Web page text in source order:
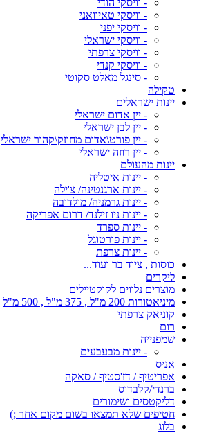
- וויסקי הודי
- וויסקי טאיוואני
- וויסקי יפני
- וויסקי ישראלי
- וויסקי צרפתי
- וויסקי קנדי
- סינגל מאלט סקוטי
טקילה
יינות ישראלים
- יין אדום ישראלי
- יין לבן ישראלי
- יין פורט\אדום מחוזק\קהור ישראלי
- יין רוזה ישראלי
יינות מהעולם
- יינות איטליה
- יינות ארגנטינה/ צ'ילה
- יינות גרמניה/ מולדובה
- יינות ניו זילנד/ דרום אפריקה
- יינות ספרד
- יינות פורטוגל
- יינות צרפת
כוסות , ציוד בר ועוד...
ליקרים
מוצרים נלווים לקוקטיילים
מיניאטורות 200 מ"ל , 375 מ"ל , 500 מ"ל
קוניאק צרפתי
רום
שמפנייה
- יינות מבעבעים
אניס
אפריטיף / דז'סטיף / סאקה
ברנדי/קלבדוס
דליקטסים ושימורים
חטיפים שלא תמצאו בשום מקום אחר ;)
בלוג